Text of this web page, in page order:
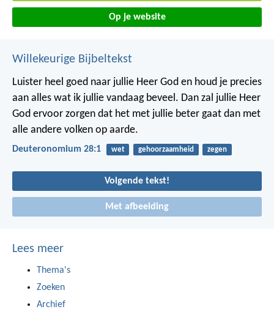
Op je website
Willekeurige Bijbeltekst
Luister heel goed naar jullie Heer God en houd je precies
aan alles wat ik jullie vandaag beveel. Dan zal jullie Heer
God ervoor zorgen dat het met jullie beter gaat dan met
alle andere volken op aarde.
Deuteronomium 28:1 wet gehoorzaamheid zegen
Volgende tekst!
Met afbeelding
Lees meer
Thema's
Zoeken
Archief